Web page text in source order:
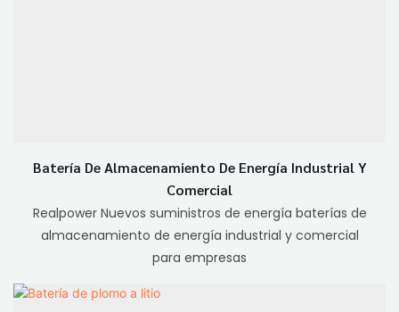
Batería De Almacenamiento De Energía Industrial Y
Comercial
Realpower Nuevos suministros de energía baterías de
almacenamiento de energía industrial y comercial
para empresas